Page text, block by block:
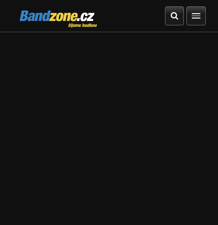
Bandzone.cz
žijeme hudbou